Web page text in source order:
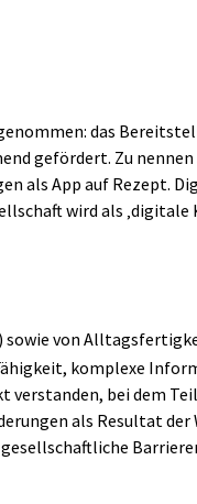
das
gefördert. Zu
als App auf Rezept.
wird als ‚digitale
von
komplexe
bei dem
als Resultat der